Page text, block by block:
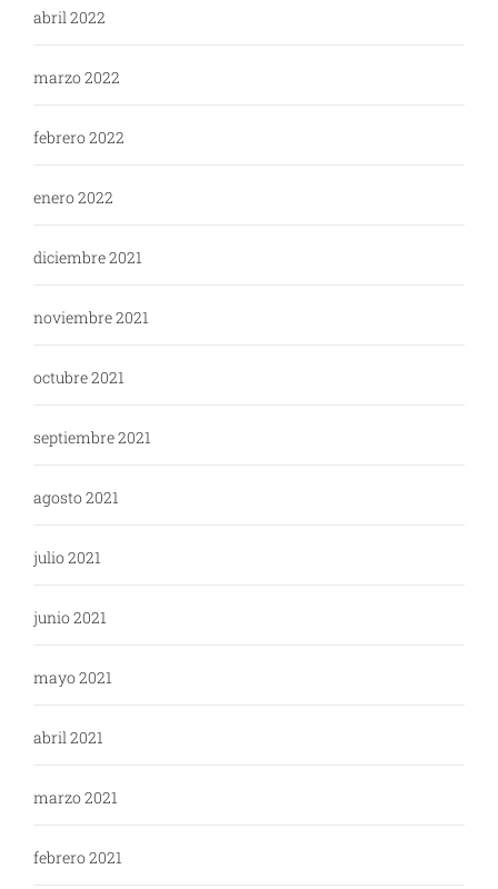
abril 2022
marzo 2022
febrero 2022
enero 2022
diciembre 2021
noviembre 2021
octubre 2021
septiembre 2021
agosto 2021
julio 2021
junio 2021
mayo 2021
abril 2021
marzo 2021
febrero 2021